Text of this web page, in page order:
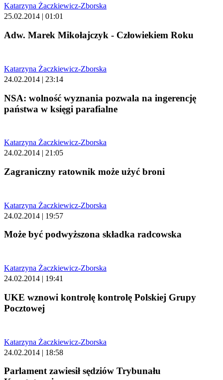
Katarzyna Żaczkiewicz-Zborska
25.02.2014 | 01:01
Adw. Marek Mikołajczyk - Człowiekiem Roku
Katarzyna Żaczkiewicz-Zborska
24.02.2014 | 23:14
NSA: wolność wyznania pozwala na ingerencję
państwa w księgi parafialne
Katarzyna Żaczkiewicz-Zborska
24.02.2014 | 21:05
Zagraniczny ratownik może użyć broni
Katarzyna Żaczkiewicz-Zborska
24.02.2014 | 19:57
Może być podwyższona składka radcowska
Katarzyna Żaczkiewicz-Zborska
24.02.2014 | 19:41
UKE wznowi kontrolę kontrolę Polskiej Grupy
Pocztowej
Katarzyna Żaczkiewicz-Zborska
24.02.2014 | 18:58
Parlament zawiesił sędziów Trybunału